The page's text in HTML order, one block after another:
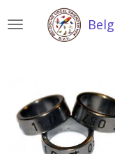
direct